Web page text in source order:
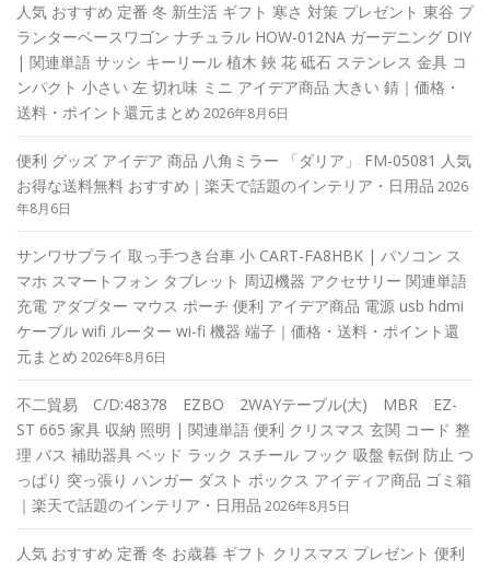
人気 おすすめ 定番 冬 新生活 ギフト 寒さ 対策 プレゼント 東谷 プ
ランターベースワゴン ナチュラル HOW-012NA ガーデニング DIY
| 関連単語 サッシ キーリール 植木 鋏 花 砥石 ステンレス 金具 コ
ンパクト 小さい 左 切れ味 ミニ アイデア商品 大きい 錆｜価格・
送料・ポイント還元まとめ 2026年8月6日
便利 グッズ アイデア 商品 八角ミラー 「ダリア」 FM-05081 人気
お得な送料無料 おすすめ｜楽天で話題のインテリア・日用品 2026
年8月6日
サンワサプライ 取っ手つき台車 小 CART-FA8HBK | パソコン ス
マホ スマートフォン タブレット 周辺機器 アクセサリー 関連単語
充電 アダプター マウス ポーチ 便利 アイデア商品 電源 usb hdmi
ケーブル wifi ルーター wi-fi 機器 端子｜価格・送料・ポイント還
元まとめ 2026年8月6日
不二貿易 C/D:48378 EZBO 2WAYテーブル(大) MBR EZ-
ST 665 家具 収納 照明 | 関連単語 便利 クリスマス 玄関 コード 整
理 バス 補助器具 ベッド ラック スチール フック 吸盤 転倒 防止 つ
っぱり 突っ張り ハンガー ダスト ボックス アイディア商品 ゴミ箱
｜楽天で話題のインテリア・日用品 2026年8月5日
人気 おすすめ 定番 冬 お歳暮 ギフト クリスマス プレゼント 便利